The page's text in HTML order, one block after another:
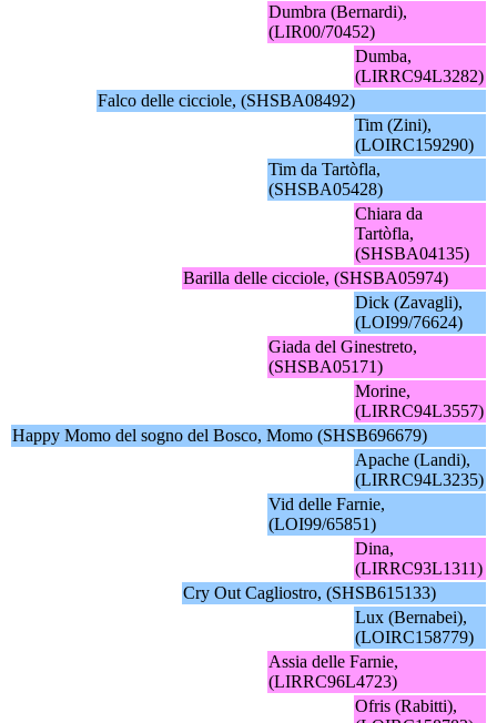
Dumbra (Bernardi),
(LIR00/70452)
Dumba,
(LIRRC94L3282)
Falco delle cicciole, (SHSBA08492)
Tim (Zini),
(LOIRC159290)
Tim da Tartòfla,
(SHSBA05428)
Chiara da
Tartòfla,
(SHSBA04135)
Barilla delle cicciole, (SHSBA05974)
Dick (Zavagli),
(LOI99/76624)
Giada del Ginestreto,
(SHSBA05171)
Morine,
(LIRRC94L3557)
Happy Momo del sogno del Bosco, Momo (SHSB696679)
Apache (Landi),
(LIRRC94L3235)
Vid delle Farnie,
(LOI99/65851)
Dina,
(LIRRC93L1311)
Cry Out Cagliostro, (SHSB615133)
Lux (Bernabei),
(LOIRC158779)
Assia delle Farnie,
(LIRRC96L4723)
Ofris (Rabitti),